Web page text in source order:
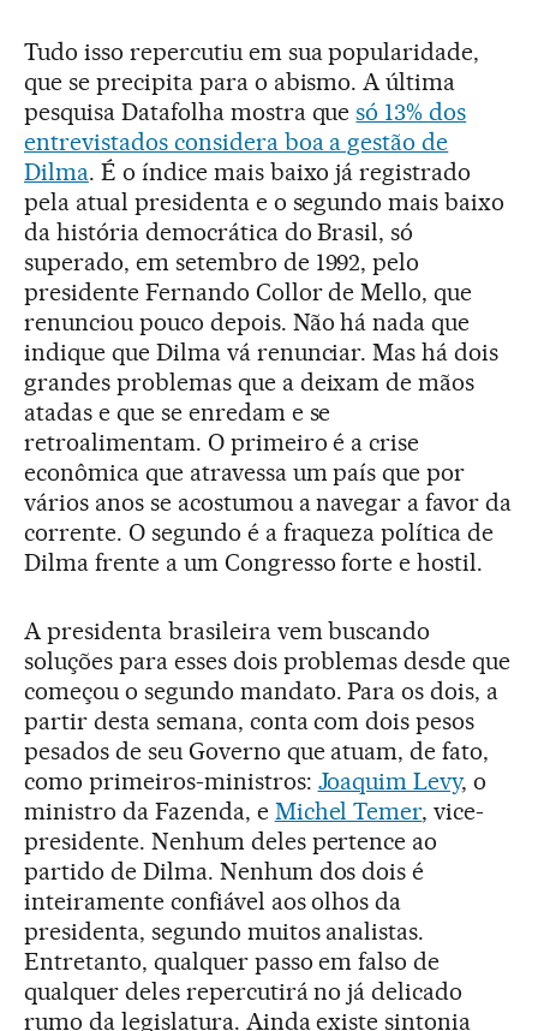
Tudo isso repercutiu em sua popularidade,
que se precipita para o abismo. A última
pesquisa Datafolha mostra quesó 13% dos
entrevistados considera boa a gestão de
Dilma. É o índice mais baixo já registrado
pela atual presidenta e o segundo mais baixo
da história democrática do Brasil, só
superado, em setembro de 1992, pelo
presidente Fernando Collor de Mello, que
renunciou pouco depois. Não há nada que
indique que Dilma vá renunciar. Mas há dois
grandes problemas que a deixam de mãos
atadas e que se enredam e se
retroalimentam. O primeiro é a crise
econômica que atravessa um país que por
vários anos se acostumou a navegar a favor da
corrente. O segundo é a fraqueza política de
Dilma frente a um Congresso forte e hostil.
A presidenta brasileira vem buscando
soluções para esses dois problemas desde que
começou o segundo mandato. Para os dois, a
partir desta semana, conta com dois pesos
pesados de seu Governo que atuam, de fato,
como primeiros-ministros: Joaquim Levy, o
ministro da Fazenda, e Michel Temer, vice-
presidente. Nenhum deles pertence ao
partido de Dilma. Nenhum dos dois é
inteiramente confiável aos olhos da
presidenta, segundo muitos analistas.
Entretanto, qualquer passo em falso de
qualquer deles repercutirá no já delicado
rumo da legislatura. Ainda existe sintonia